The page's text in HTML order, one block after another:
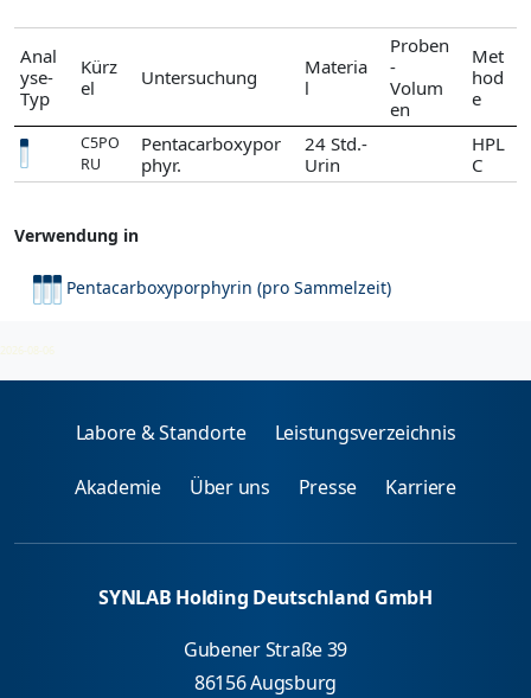
Anal
yse-
Typ
Kürz
el
Untersuchung
Materia
l
Proben
-
Volum
en
Met
hod
e
C5PO
RU
Pentacarboxypor
phyr.
24 Std.-
Urin
HPL
C
Verwendung in
Pentacarboxyporphyrin (pro Sammelzeit)
2026-08-06
Labore & Standorte Leistungsverzeichnis
Akademie Über uns Presse Karriere
SYNLAB Holding Deutschland GmbH
Gubener Straße 39
86156 Augsburg